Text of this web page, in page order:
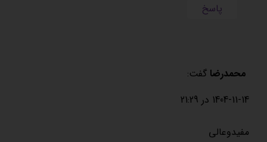
پاسخ
محمدرضا گفت:
1404-11-14 در 21:29
مفیدوعالی